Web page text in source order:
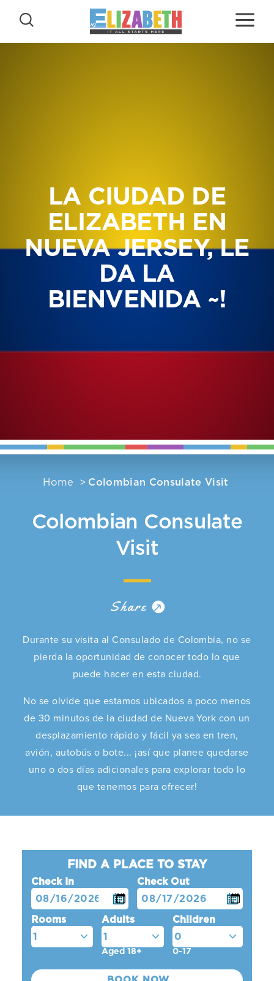
Skip to content
LA CIUDAD DE
ELIZABETH EN
NUEVA JERSEY, LE
DA LA
BIENVENIDA ~!
Home Colombian Consulate Visit
Colombian Consulate
Visit
Share
Durante su visita al Consulado de Colombia, no se
pierda la oportunidad de conocer todo lo que
puede hacer en esta ciudad.
No se olvide que estamos ubicados a poco menos
de 30 minutos de la ciudad de Nueva York con un
desplazamiento rápido y fácil ya sea en tren,
avión, autobús o bote... ¡así que planee quedarse
uno o dos días adicionales para explorar todo lo
que tenemos para ofrecer!
FIND A PLACE TO STAY
Check In Check Out
Rooms Adults
Aged 18+
Children
0-17